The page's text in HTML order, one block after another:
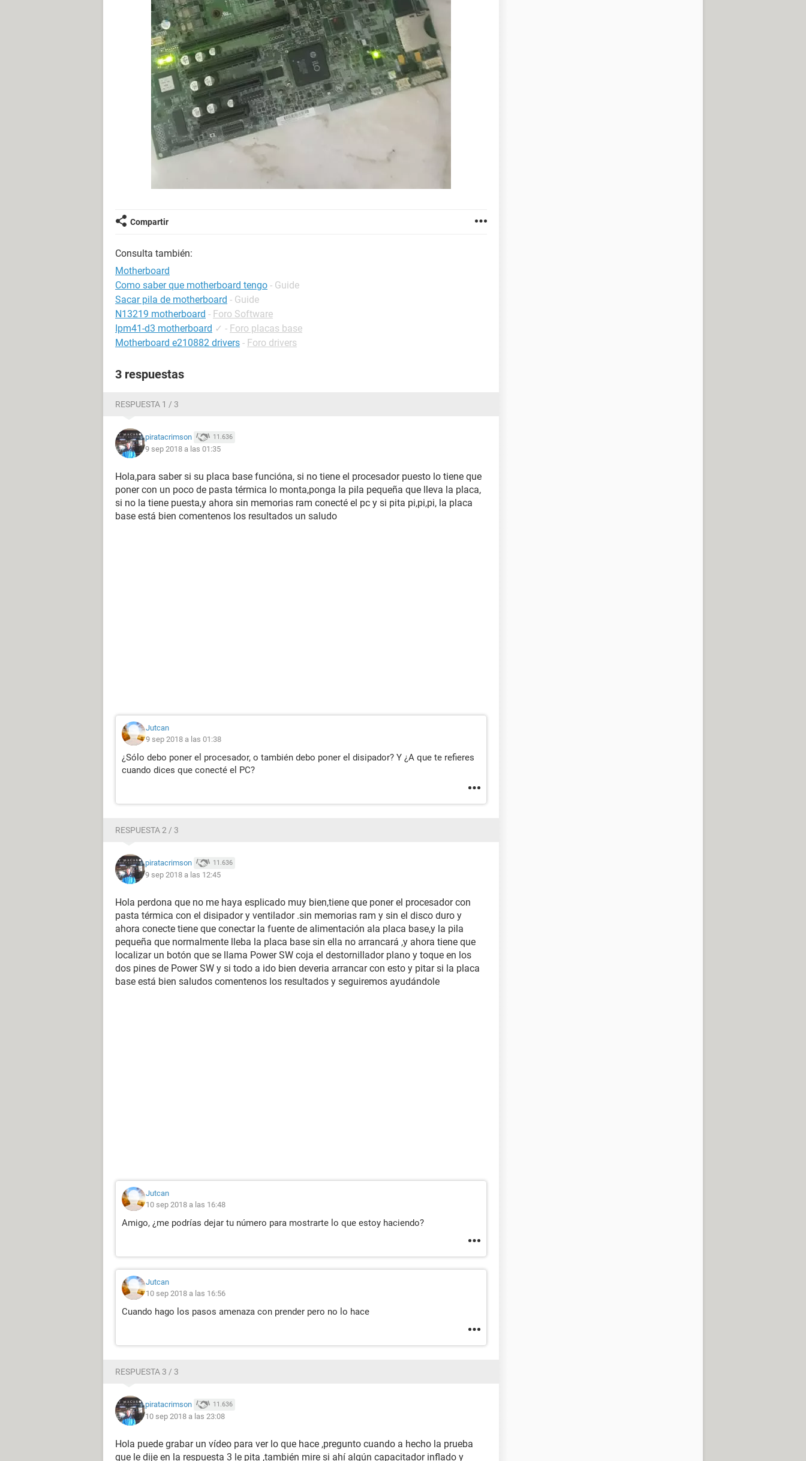
Compartir
Consulta también:
Motherboard
Como saber que motherboard tengo - Guide
Sacar pila de motherboard - Guide
N13219 motherboard - Foro Software
Ipm41-d3 motherboard ✓ - Foro placas base
Motherboard e210882 drivers - Foro drivers
3 respuestas
RESPUESTA 1 / 3
piratacrimson 11.636
9 sep 2018 a las 01:35
Hola,para saber si su placa base funcióna, si no tiene el procesador puesto lo tiene que
poner con un poco de pasta térmica lo monta,ponga la pila pequeña que lleva la placa,
si no la tiene puesta,y ahora sin memorias ram conecté el pc y si pita pi,pi,pi, la placa
base está bien comentenos los resultados un saludo
Jutcan
9 sep 2018 a las 01:38
¿Sólo debo poner el procesador, o también debo poner el disipador? Y ¿A que te refieres
cuando dices que conecté el PC?
RESPUESTA 2 / 3
piratacrimson 11.636
9 sep 2018 a las 12:45
Hola perdona que no me haya esplicado muy bien,tiene que poner el procesador con
pasta térmica con el disipador y ventilador .sin memorias ram y sin el disco duro y
ahora conecte tiene que conectar la fuente de alimentación ala placa base,y la pila
pequeña que normalmente lleba la placa base sin ella no arrancará ,y ahora tiene que
localizar un botón que se llama Power SW coja el destornillador plano y toque en los
dos pines de Power SW y si todo a ido bien deveria arrancar con esto y pitar si la placa
base está bien saludos comentenos los resultados y seguiremos ayudándole
Jutcan
10 sep 2018 a las 16:48
Amigo, ¿me podrías dejar tu número para mostrarte lo que estoy haciendo?
Jutcan
10 sep 2018 a las 16:56
Cuando hago los pasos amenaza con prender pero no lo hace
RESPUESTA 3 / 3
piratacrimson 11.636
10 sep 2018 a las 23:08
Hola puede grabar un vídeo para ver lo que hace ,pregunto cuando a hecho la prueba
que le dije en la respuesta 3 le pita ,también mire si ahí algún capacitador inflado y